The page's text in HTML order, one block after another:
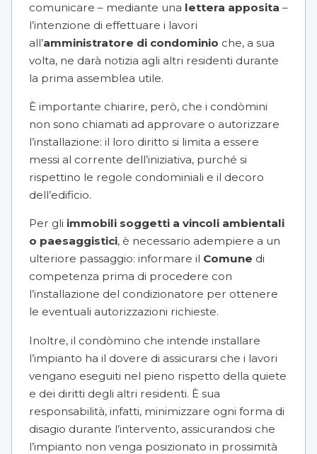
comunicare – mediante una lettera apposita –
l’intenzione di effettuare i lavori
all’amministratore di condominio che, a sua
volta, ne darà notizia agli altri residenti durante
la prima assemblea utile.
È importante chiarire, però, che i condòmini
non sono chiamati ad approvare o autorizzare
l’installazione: il loro diritto si limita a essere
messi al corrente dell’iniziativa, purché si
rispettino le regole condominiali e il decoro
dell’edificio.
Per gli immobili soggetti a vincoli ambientali
o paesaggistici, è necessario adempiere a un
ulteriore passaggio: informare il Comune di
competenza prima di procedere con
l’installazione del condizionatore per ottenere
le eventuali autorizzazioni richieste.
Inoltre, il condòmino che intende installare
l’impianto ha il dovere di assicurarsi che i lavori
vengano eseguiti nel pieno rispetto della quiete
e dei diritti degli altri residenti. È sua
responsabilità, infatti, minimizzare ogni forma di
disagio durante l’intervento, assicurandosi che
l’impianto non venga posizionato in prossimità